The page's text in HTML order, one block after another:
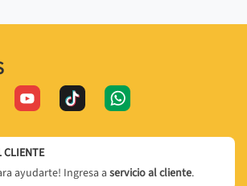
CLIENTE
ayudarte! Ingresa a servicio al cliente.